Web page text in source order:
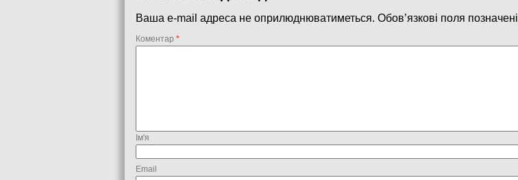
Ваша e-mail адреса не оприлюднюватиметься. Обов’язкові поля позначені
Коментар *
Ім'я
Email